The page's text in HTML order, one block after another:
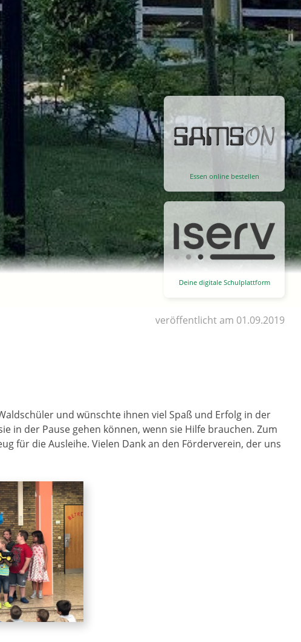
Essen online bestellen
Deine digitale Schulplattform
veröffentlicht am 01.09.2019
und wünschte ihnen viel Spaß und Erfolg in der
in der Pause gehen können, wenn sie Hilfe brauchen. Zum
für die Ausleihe. Vielen Dank an den Förderverein, der uns